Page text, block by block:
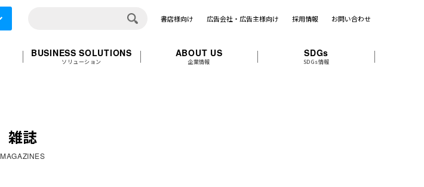
書店様向け 広告会社・広告主様向け 採用情報 お問い合わせ
BUSINESS SOLUTIONS
ソリューション
ABOUT US
企業情報
SDGs
SDGs情報
雑誌
MAGAZINES